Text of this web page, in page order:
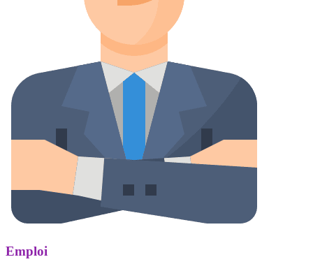
Emploi